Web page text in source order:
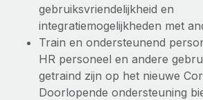
gebruiksvriendelijkheid en
integratiemogelijkheden met
Train en ondersteunend
HR personeel en andere
getraind zijn op het nieuwe
Doorlopende ondersteuning